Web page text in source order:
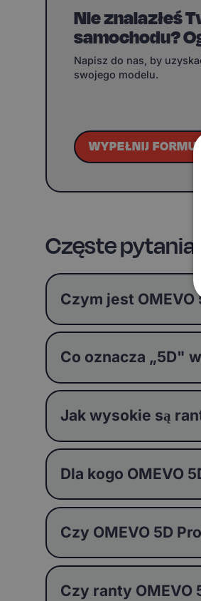
Nie znalazłeś
samochodu?
Napisz do nas, by
swojego modelu.
WYPEŁNIJ
Częste pytania
Czym jest
Co oznacza „5D"
Jak wysokie są
Dla kogo OMEVO
Czy OMEVO 5D
Czy ranty OMEVO